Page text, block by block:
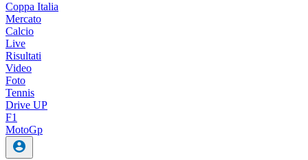
Coppa Italia
Mercato
Calcio
Live
Risultati
Video
Foto
Tennis
Drive UP
F1
MotoGp